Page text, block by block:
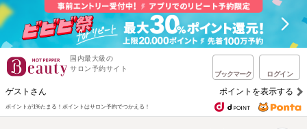
国内最大級の
サロン予約サイト
ブックマーク ログイン
ゲストさん ポイントを表示する
ポイントが1%たまる！ ポイントはサロン予約でつかえる！